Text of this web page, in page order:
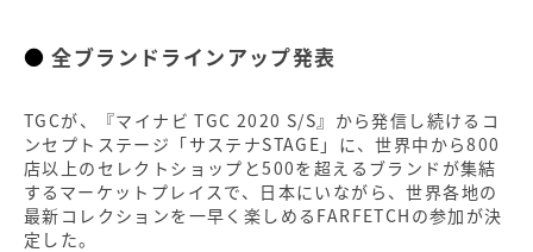
全ブランドラインアップ発表
TGCが、『マイナビ TGC 2020 S/S』から発信し続けるコ
ンセプトステージ「サステナSTAGE」に、世界中から800
店以上のセレクトショップと500を超えるブランドが集結
するマーケットプレイスで、日本にいながら、世界各地の
最新コレクションを一早く楽しめるFARFETCHの参加が決
定した。